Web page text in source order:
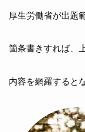
厚生労働省が出題
箇条書きすれば、
内容を網羅すると